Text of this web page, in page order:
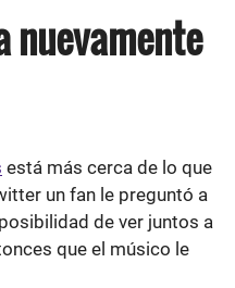
nuevamente
está más cerca de lo que
un fan le preguntó a
de ver juntos a
que el músico le